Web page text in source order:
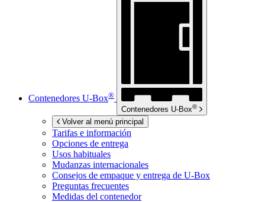
Contenedores U-Box®
Contenedores U-Box®
Volver al menú principal
Tarifas e información
Opciones de entrega
Usos habituales
Mudanzas internacionales
Consejos de empaque y entrega de U-Box
Preguntas frecuentes
Medidas del contenedor